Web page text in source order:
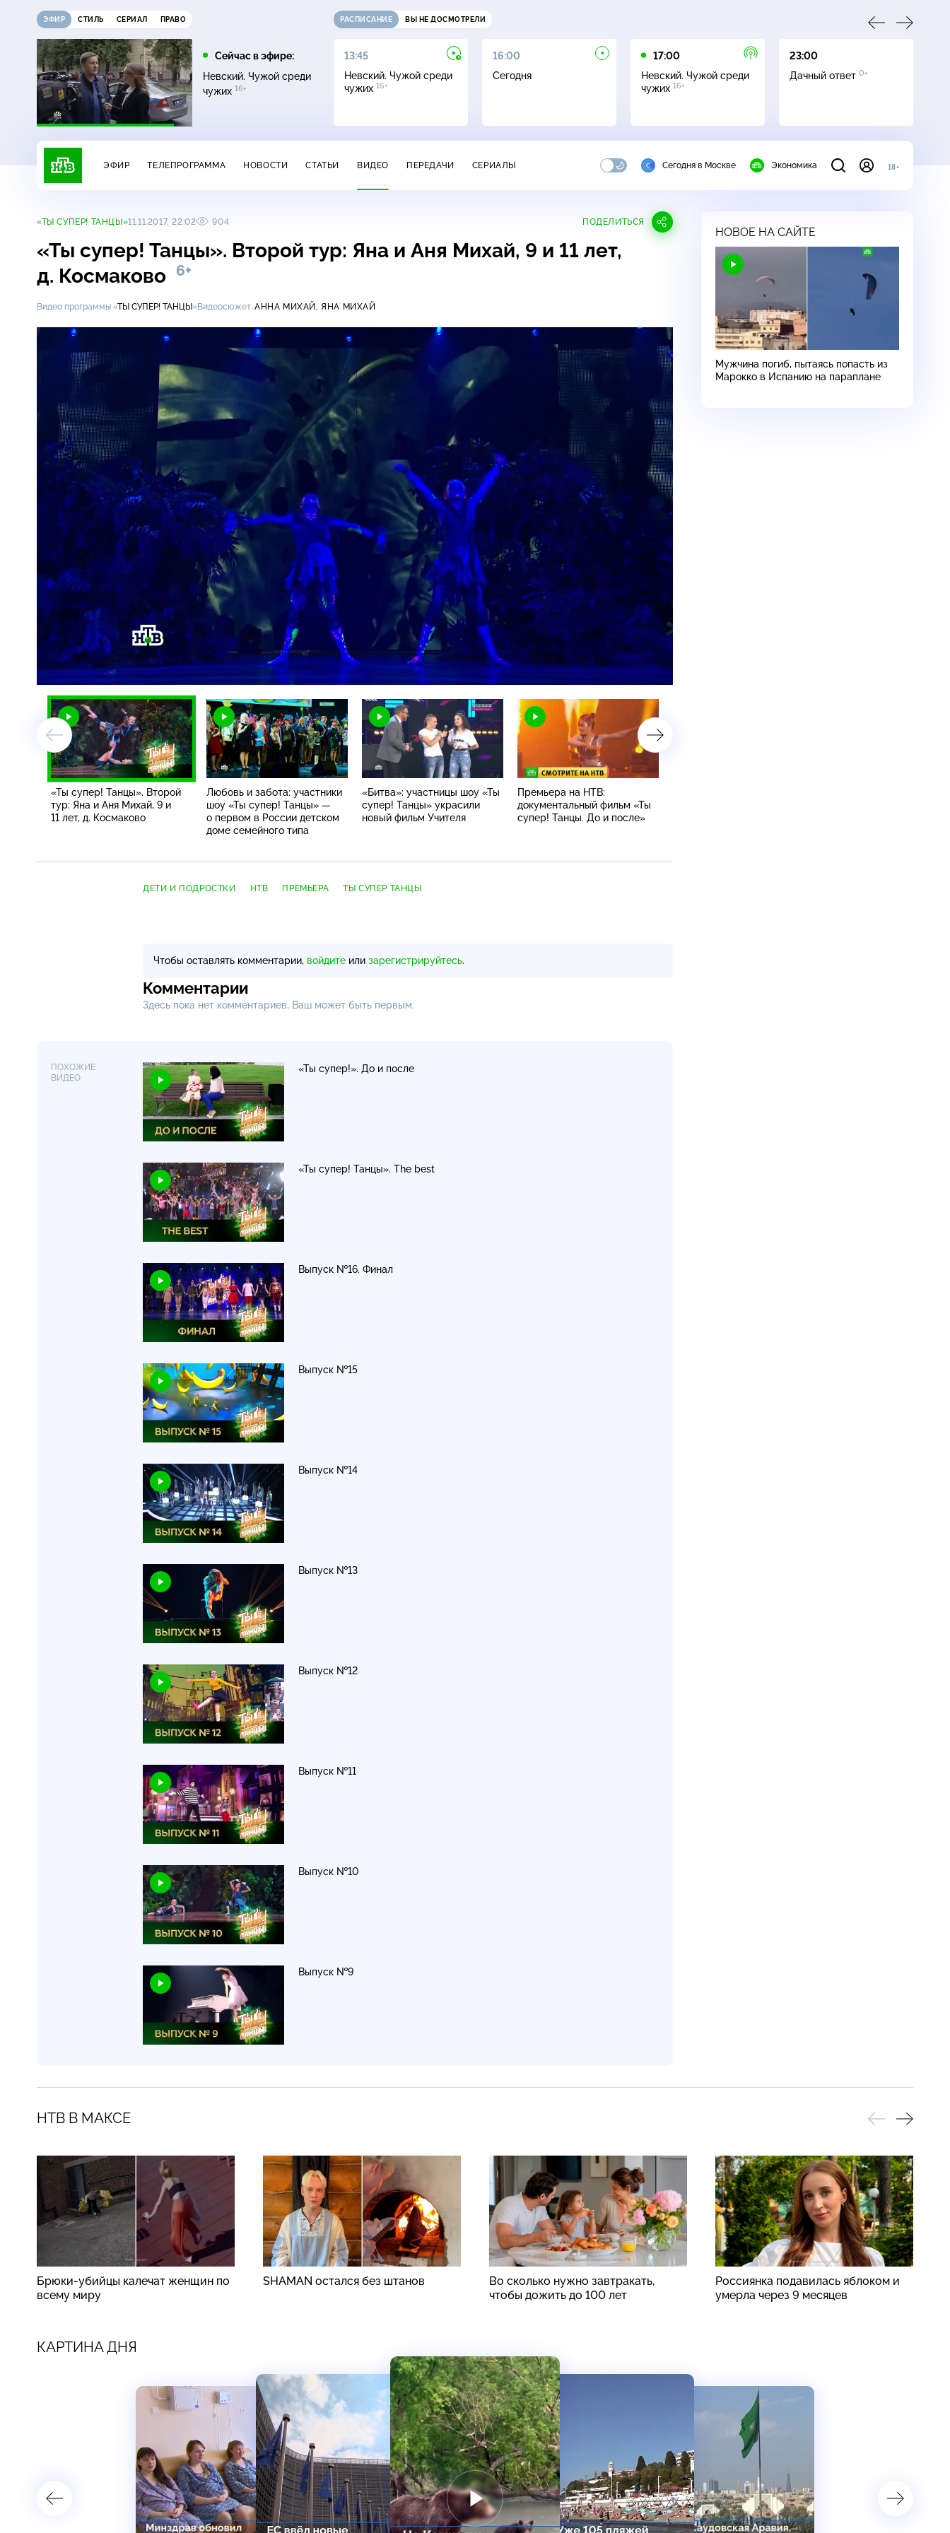
ЭФИР СТИЛЬ СЕРИАЛ ПРАВО
Сейчас в эфире:
Невский. Чужой среди
чужих 16+
РАСПИСАНИЕ ВЫ НЕ ДОСМОТРЕЛИ
12:00
Жди меня16+
13:00
Сегодня
13:45
Невский. Чужой среди
чужих 16+
16:00
Сегодня
17:00
Невский. Чужой среди
чужих 16+
23:00
Дачный ответ 0+
ЭФИР ТЕЛЕПРОГРАММА НОВОСТИ СТАТЬИ ВИДЕО ПЕРЕДАЧИ СЕРИАЛЫ Сегодня в Москве Экономика 18+
«ТЫ СУПЕР! ТАНЦЫ»11.11.2017, 22:02 904 ПОДЕЛИТЬСЯ
«Ты супер! Танцы». Второй тур: Яна и Аня Михай, 9 и 11 лет,
д. Космаково 6+
Видео программы «ТЫ СУПЕР! ТАНЦЫ »Видеосюжет: АННА МИХАЙ, ЯНА МИХАЙ
/
Загрузка
23.26%
Настройки
«Ты супер! Танцы». Второй
тур: Яна и Аня Михай, 9 и
11 лет, д. Космаково
Любовь и забота: участники
шоу «Ты супер! Танцы» —
о первом в России детском
доме семейного типа
«Битва»: участницы шоу «Ты
супер! Танцы» украсили
новый фильм Учителя
Премьера на НТВ:
документальный фильм «Ты
супер! Танцы. До и после»
ДЕТИ И ПОДРОСТКИ НТВ ПРЕМЬЕРА ТЫ СУПЕР ТАНЦЫ
Чтобы оставлять комментарии, войдите или зарегистрируйтесь.
Комментарии
Здесь пока нет комментариев, Ваш может быть первым.
ПОХОЖИЕ
ВИДЕО
«Ты супер!». До и после
«Ты супер! Танцы». The best
Выпуск №16. Финал
Выпуск №15
Выпуск №14
Выпуск №13
Выпуск №12
Выпуск №11
Выпуск №10
Выпуск №9
НОВОЕ НА САЙТЕ
Мужчина погиб, пытаясь попасть из
Марокко в Испанию на параплане
НТВ В МАКСЕ
Брюки-убийцы калечат женщин по
всему миру
SHAMAN остался без штанов
Во сколько нужно завтракать,
чтобы дожить до 100 лет
Россиянка подавилась яблоком и
умерла через 9 месяцев
КАРТИНА ДНЯ